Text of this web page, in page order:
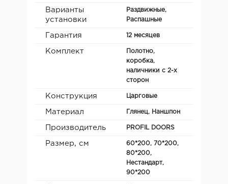
Варианты
установки
Раздвижные,
Распашные
Гарантия 12 месяцев
Комплект
Полотно,
коробка,
наличники с 2-х
сторон
Конструкция Царговые
Материал Глянец, Наншпон
Производитель PROFIL DOORS
Размер, см
60*200, 70*200,
80*200,
Нестандарт,
90*200